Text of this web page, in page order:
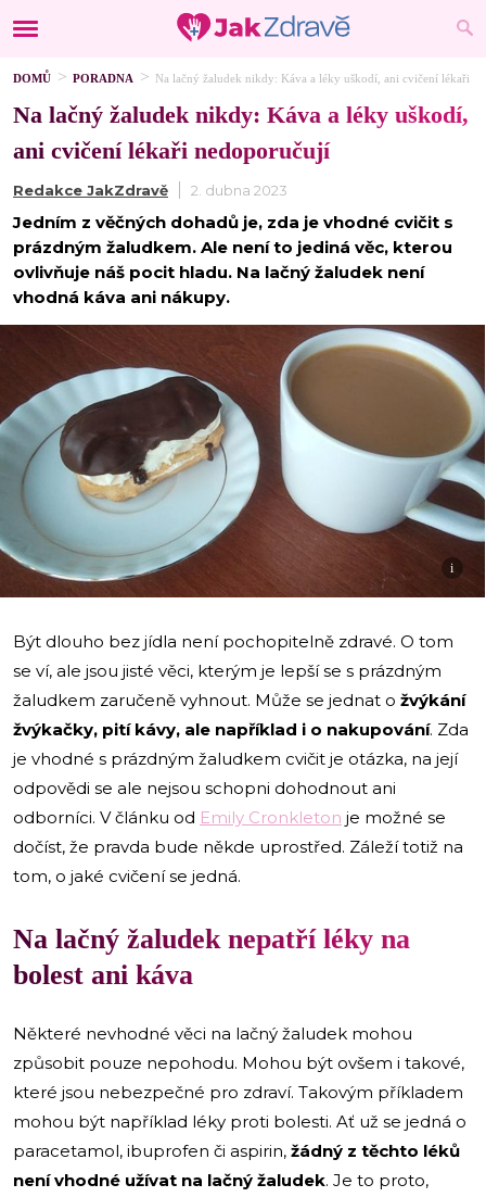
DOMŮ PORADNA Na lačný žaludek nikdy: Káva a léky uškodí, ani cvičení lékaři
Na lačný žaludek nikdy: Káva a léky uškodí,
ani cvičení lékaři nedoporučují
Redakce JakZdravě 2. dubna 2023
Jedním z věčných dohadů je, zda je vhodné cvičit s
prázdným žaludkem. Ale není to jediná věc, kterou
ovlivňuje náš pocit hladu. Na lačný žaludek není
vhodná káva ani nákupy.
i
Být dlouho bez jídla není pochopitelně zdravé. O tom
se ví, ale jsou jisté věci, kterým je lepší se s prázdným
žaludkem zaručeně vyhnout. Může se jednat o žvýkání
žvýkačky, pití kávy, ale například i o nakupování. Zda
je vhodné s prázdným žaludkem cvičit je otázka, na její
odpovědi se ale nejsou schopni dohodnout ani
odborníci. V článku od Emily Cronkleton je možné se
dočíst, že pravda bude někde uprostřed. Záleží totiž na
tom, o jaké cvičení se jedná.
Na lačný žaludek nepatří léky na
bolest ani káva
Některé nevhodné věci na lačný žaludek mohou
způsobit pouze nepohodu. Mohou být ovšem i takové,
které jsou nebezpečné pro zdraví. Takovým příkladem
mohou být například léky proti bolesti. Ať už se jedná o
paracetamol, ibuprofen či aspirin, žádný z těchto léků
není vhodné užívat na lačný žaludek. Je to proto,